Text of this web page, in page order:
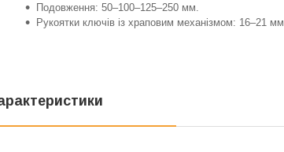
Подовження: 50–100–125–250 мм.
Рукоятки ключів із храповим механізмом: 16–21 мм.